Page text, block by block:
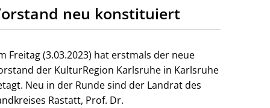
neu konstituiert
Freitag (3.03.2023) hat erstmals der neue
der KulturRegion Karlsruhe in Karlsruhe
Neu in der Runde sind der Landrat des
Rastatt, Prof. Dr.